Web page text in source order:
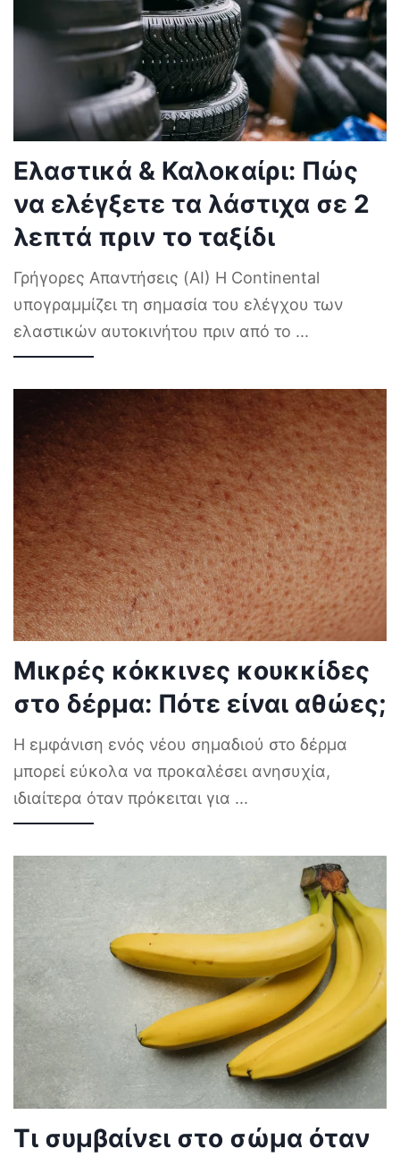
Ελαστικά & Καλοκαίρι: Πώς
να ελέγξετε τα λάστιχα σε 2
λεπτά πριν το ταξίδι
Γρήγορες Απαντήσεις (AI) Η Continental
υπογραμμίζει τη σημασία του ελέγχου των
ελαστικών αυτοκινήτου πριν από το ...
Μικρές κόκκινες κουκκίδες
στο δέρμα: Πότε είναι αθώες;
Η εμφάνιση ενός νέου σημαδιού στο δέρμα
μπορεί εύκολα να προκαλέσει ανησυχία,
ιδιαίτερα όταν πρόκειται για ...
Τι συμβαίνει στο σώμα όταν